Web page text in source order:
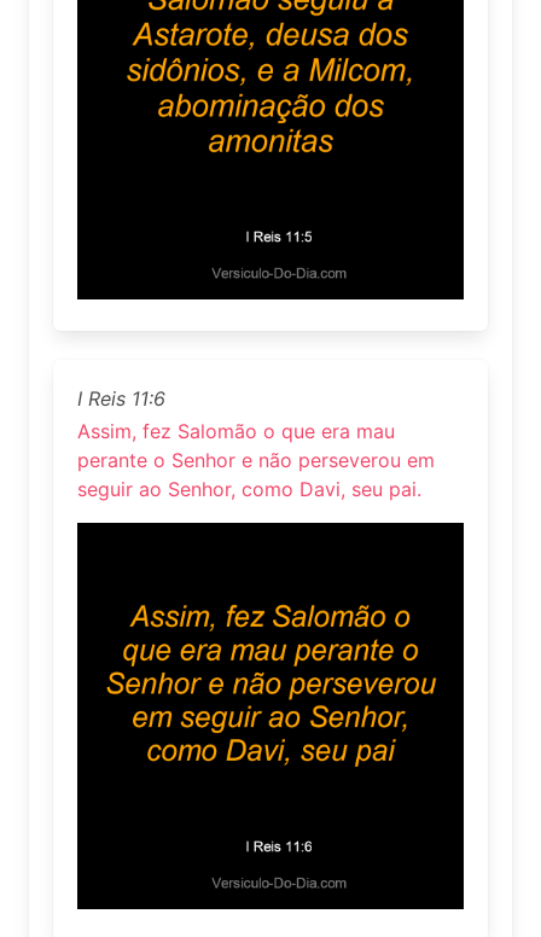
I Reis 11:6
Assim, fez Salomão o que era mau
perante o Senhor e não perseverou em
seguir ao Senhor, como Davi, seu pai.